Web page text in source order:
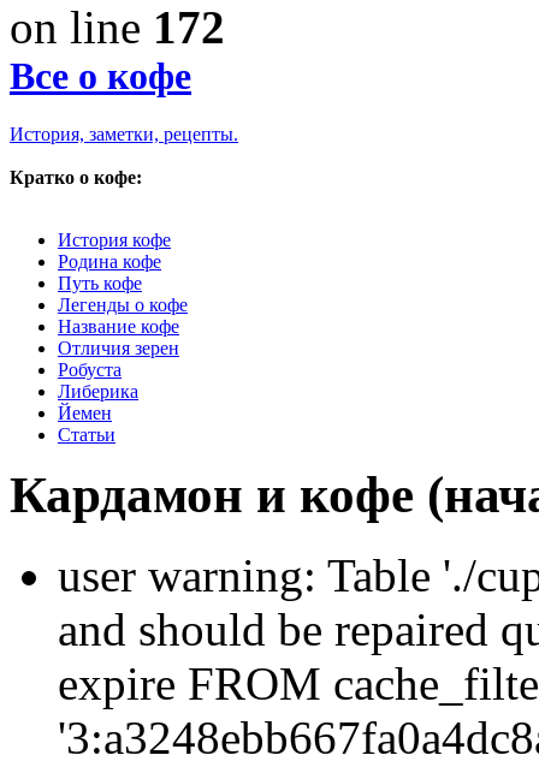
on line 172
Все о кофе
История, заметки, рецепты.
Кратко о кофе:
История кофе
Родина кофе
Путь кофе
Легенды о кофе
Название кофе
Отличия зерен
Робуста
Либерика
Йемен
Статьи
Кардамон и кофе
user warning: Table './
and should be repaired
expire FROM